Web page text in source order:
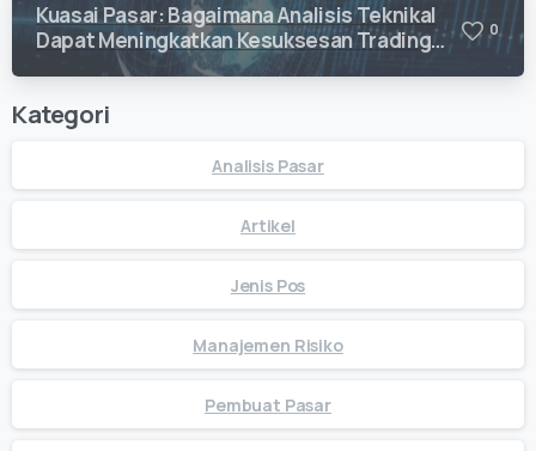
Kuasai Pasar: Bagaimana Analisis Teknikal
Dapat Meningkatkan Kesuksesan Trading
0
Kategori
Analisis Pasar
Artikel
Jenis Pos
Manajemen Risiko
Pembuat Pasar